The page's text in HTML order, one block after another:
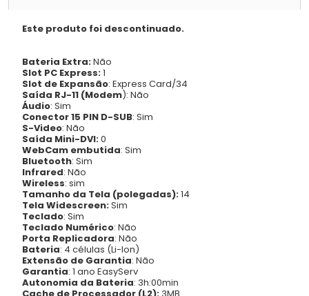
Este produto foi descontinuado.
Bateria Extra:Não
Slot PC Express:1
Slot de Expansão: Express Card/34
Saída RJ-11 (Modem): Não
Áudio: Sim
Conector 15 PIN D-SUB: Sim
S-Video: Não
Saída Mini-DVI:0
WebCam embutida: Sim
Bluetooth: Sim
Infrared: Não
Wireless: sim
Tamanho da Tela (polegadas):14
Tela Widescreen:Sim
Teclado: Sim
Teclado Numérico: Não
Porta Replicadora: Não
Bateria: 4 células (Li-lon)
Extensão de Garantia: Não
Garantia: 1 ano EasyServ
Autonomia da Bateria: 3h:00min
Cache de Processador (L2): 3MB